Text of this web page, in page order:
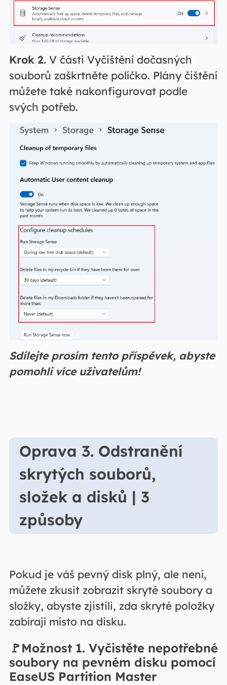
Krok 2.V části Vyčištění dočasných
souborů zaškrtněte políčko. Plány čištění
můžete také nakonfigurovat podle
svých potřeb.
Sdílejte prosím tento příspěvek, abyste
pomohli více uživatelům!
Oprava 3. Odstranění
skrytých souborů,
složek a disků | 3
způsoby
Pokud je váš pevný disk plný, ale není,
můžete zkusit zobrazit skryté soubory a
složky, abyste zjistili, zda skryté položky
zabírají místo na disku.
🚩Možnost 1. Vyčistěte nepotřebné
soubory na pevném disku pomocí
EaseUS Partition Master